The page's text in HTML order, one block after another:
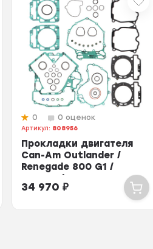
0 0 оценок
Артикул: 808956
Прокладки двигателя
Can-Am Outlander /
Renegade 800 G1 /
808956 / 680-8956
34 970 ₽